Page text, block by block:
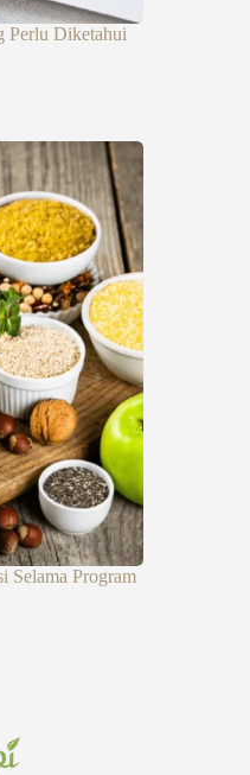
Perlu Diketahui
Selama Program